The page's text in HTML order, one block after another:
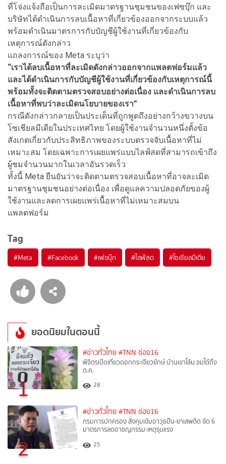
ที่โจ่งแจ้งถือเป็นการละเมิดมาตรฐานชุมชนของเฟซบุ๊ก และ
บริษัทได้ดำเนินการลบเนื้อหาที่เกี่ยวข้องออกจากระบบแล้ว
พร้อมดำเนินมาตรการกับบัญชีผู้ใช้งานที่เกี่ยวข้องกับ
เหตุการณ์ดังกล่าว
แถลงการณ์ของ Meta ระบุว่า
“เราได้ลบเนื้อหาที่ละเมิดดังกล่าวออกจากแพลตฟอร์มแล้ว
และได้ดำเนินการกับบัญชีผู้ใช้งานที่เกี่ยวข้องกับเหตุการณ์นี้
พร้อมทั้งจะติดตามตรวจสอบอย่างต่อเนื่อง และดำเนินการลบ
เนื้อหาที่พบว่าละเมิดนโยบายของเรา”
กรณีดังกล่าวกลายเป็นประเด็นที่ถูกพูดถึงอย่างกว้างขวางบน
โซเชียลมีเดียในประเทศไทย โดยผู้ใช้งานจำนวนหนึ่งตั้งข้อ
สังเกตเกี่ยวกับประสิทธิภาพของระบบตรวจจับเนื้อหาที่ไม่
เหมาะสม โดยเฉพาะการเผยแพร่แบบไลฟ์สดที่สามารถเข้าถึง
ผู้ชมจำนวนมากในเวลาอันรวดเร็ว
ทั้งนี้ Meta ยืนยันว่าจะติดตามตรวจสอบเนื้อหาที่อาจละเมิด
มาตรฐานชุมชนอย่างต่อเนื่อง เพื่อดูแลความปลอดภัยของผู้
ใช้งานและลดการเผยแพร่เนื้อหาที่ไม่เหมาะสมบน
แพลตฟอร์ม
Tag
#Meta #Facebook #เฟซบุ๊ก #ไลฟ์สด #โซเชียลมีเดีย
ยอดนิยมในตอนนี้
1
#ข่าวทั่วไทย #TNN ช่อง16
พิจิตรเปิดเที่ยวดอกกระเจียวยักษ์ บ้านเขาโล้น ชมได้ถึง
ต.ค.
28
2
#ข่าวทั่วไทย #TNN ช่อง16
กรมการปกครอง สั่งคุมเข้มอาวุธปืน-ยาเสพติด งัด 6
มาตรการลดอาชญกรรม-เหตุรุนแรง
25